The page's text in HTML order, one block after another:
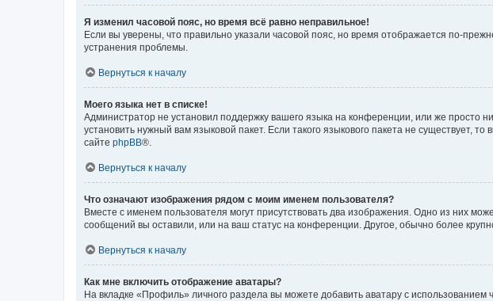
Я изменил часовой пояс, но время всё равно неправильное!
Если вы уверены, что правильно указали часовой пояс, но время отображается по-
устранения проблемы.
Вернуться к началу
Моего языка нет в списке!
Администратор не установил поддержку вашего языка на конференции, или же просто
установить нужный вам языковой пакет. Если такого языкового пакета не
сайте phpBB®.
Вернуться к началу
Что означают изображения рядом с моим именем пользователя?
Вместе с именем пользователя могут присутствовать два изображения. Одно из них
сообщений вы оставили, или на ваш статус на конференции. Другое, обычно более
Вернуться к началу
Как мне включить отображение аватары?
На вкладке «Профиль» личного раздела вы можете добавить аватару с